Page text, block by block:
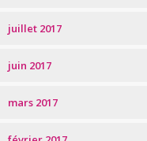
juillet 2017
juin 2017
mars 2017